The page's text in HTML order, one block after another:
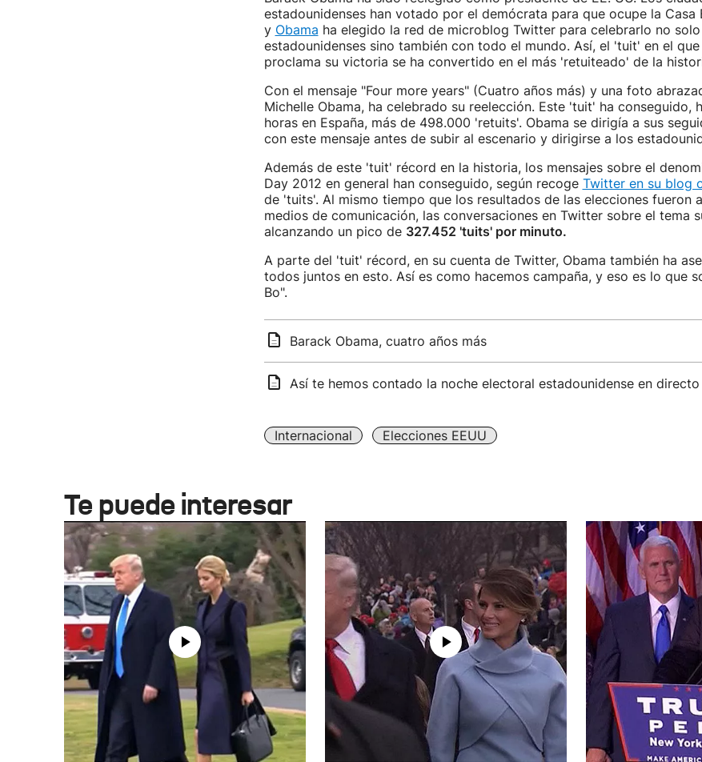
estadounidenses han votado por el demócrata para que ocupe la Casa
y Obama ha elegido la red de microblog Twitter para celebrarlo no
estadounidenses sino también con todo el mundo. Así, el 'tuit' en el
proclama su victoria se ha convertido en el más 'retuiteado' de la
Con el mensaje "Four more years" (Cuatro años más) y una foto
Michelle Obama, ha celebrado su reelección. Este 'tuit' ha conseguido,
horas en España, más de 498.000 'retuits'. Obama se dirigía a sus
con este mensaje antes de subir al escenario y dirigirse a los
Además de este 'tuit' récord en la historia, los mensajes sobre el
Day 2012 en general han conseguido, según recoge Twitter en su blog
de 'tuits'. Al mismo tiempo que los resultados de las elecciones fueron
medios de comunicación, las conversaciones en Twitter sobre el tema
alcanzando un pico de 327.452 'tuits' por minuto.
A parte del 'tuit' récord, en su cuenta de Twitter, Obama también ha
todos juntos en esto. Así es como hacemos campaña, y eso es lo que
Bo".
Barack Obama, cuatro años más
Así te hemos contado la noche electoral estadounidense en directo
Internacional Elecciones EEUU
Te puede interesar